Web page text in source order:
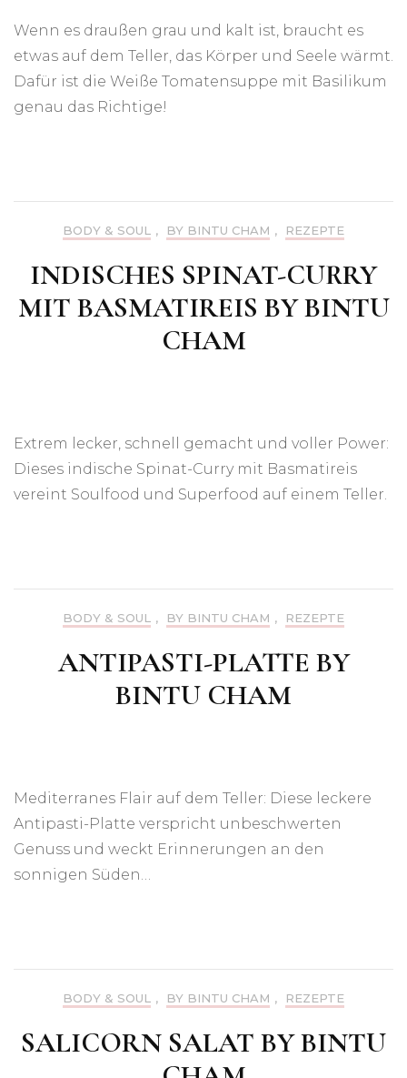
Wenn es draußen grau und kalt ist, braucht es
etwas auf dem Teller, das Körper und Seele wärmt.
Dafür ist die Weiße Tomatensuppe mit Basilikum
genau das Richtige!
BODY & SOUL , BY BINTU CHAM , REZEPTE
INDISCHES SPINAT-CURRY
MIT BASMATIREIS BY BINTU
CHAM
Extrem lecker, schnell gemacht und voller Power:
Dieses indische Spinat-Curry mit Basmatireis
vereint Soulfood und Superfood auf einem Teller.
BODY & SOUL , BY BINTU CHAM , REZEPTE
ANTIPASTI-PLATTE BY
BINTU CHAM
Mediterranes Flair auf dem Teller: Diese leckere
Antipasti-Platte verspricht unbeschwerten
Genuss und weckt Erinnerungen an den
sonnigen Süden…
BODY & SOUL , BY BINTU CHAM , REZEPTE
SALICORN SALAT BY BINTU